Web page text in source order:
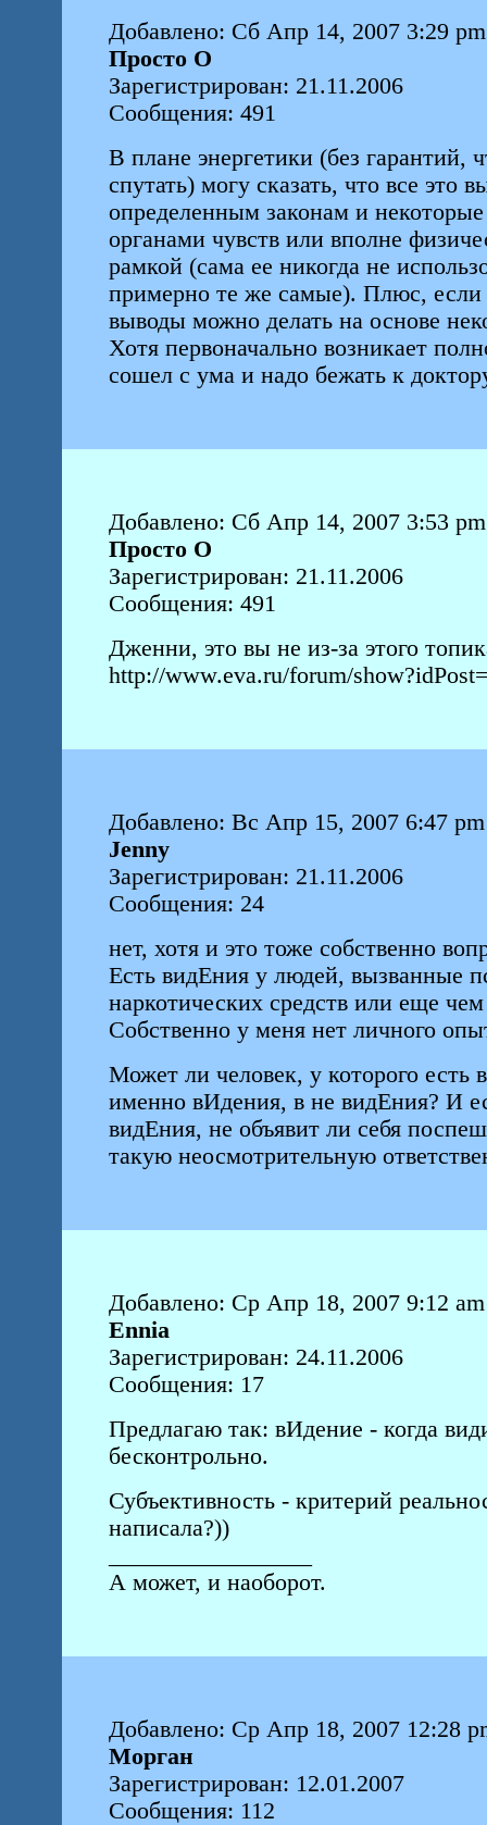
Добавлено: Сб Апр 14, 2007 3:29 pm
Просто О
Зарегистрирован: 21.11.2006
Сообщения: 491
В плане энергетики (без гарантий,
спутать) могу сказать, что все это
определенным законам и
органами чувств или вполне
рамкой (сама ее никогда не
примерно те же самые). Плюс, если
выводы можно делать на основе
Хотя первоначально возникает
сошел с ума и надо бежать к
Добавлено: Сб Апр 14, 2007 3:53 pm
Просто О
Зарегистрирован: 21.11.2006
Сообщения: 491
Дженни, это вы не из-за этого
http://www.eva.ru/forum/
Добавлено: Вс Апр 15, 2007 6:47 pm
Jenny
Зарегистрирован: 21.11.2006
Сообщения: 24
нет, хотя и это тоже собственно
Есть видЕния у людей, вызванные
наркотических средств или еще
Собственно у меня нет личного
Может ли человек, у которого есть
именно вИдения, в не видЕния? И
видЕния, не объявит ли себя
такую неосмотрительную
Добавлено: Ср Апр 18, 2007 9:12 am
Ennia
Зарегистрирован: 24.11.2006
Сообщения: 17
Предлагаю так: вИдение - когда
бесконтрольно.
Субъективность - критерий
написала?))
А может, и наоборот.
Добавлено: Ср Апр 18, 2007 12:28
Морган
Зарегистрирован: 12.01.2007
Сообщения: 112